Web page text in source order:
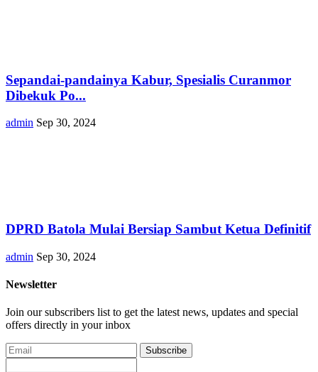
Sepandai-pandainya Kabur, Spesialis Curanmor
Dibekuk Po...
admin Sep 30, 2024
DPRD Batola Mulai Bersiap Sambut Ketua Definitif
admin Sep 30, 2024
Newsletter
Join our subscribers list to get the latest news, updates and special
offers directly in your inbox
Subscribe